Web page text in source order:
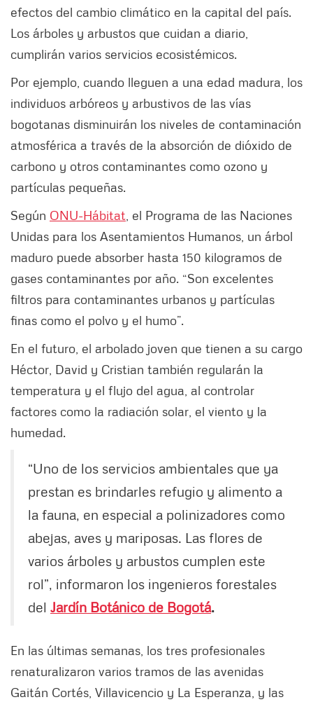
efectos del cambio climático en la capital del país.
Los árboles y arbustos que cuidan a diario,
cumplirán varios servicios ecosistémicos.
Por ejemplo, cuando lleguen a una edad madura, los
individuos arbóreos y arbustivos de las vías
bogotanas disminuirán los niveles de contaminación
atmosférica a través de la absorción de dióxido de
carbono y otros contaminantes como ozono y
partículas pequeñas.
Según ONU-Hábitat , el Programa de las Naciones
Unidas para los Asentamientos Humanos, un árbol
maduro puede absorber hasta 150 kilogramos de
gases contaminantes por año. “Son excelentes
filtros para contaminantes urbanos y partículas
finas como el polvo y el humo”.
En el futuro, el arbolado joven que tienen a su cargo
Héctor, David y Cristian también regularán la
temperatura y el flujo del agua, al controlar
factores como la radiación solar, el viento y la
humedad.
“Uno de los servicios ambientales que ya
prestan es brindarles refugio y alimento a
la fauna, en especial a polinizadores como
abejas, aves y mariposas. Las flores de
varios árboles y arbustos cumplen este
rol”, informaron los ingenieros forestales
del Jardín Botánico de Bogotá.
En las últimas semanas, los tres profesionales
renaturalizaron varios tramos de las avenidas
Gaitán Cortés, Villavicencio y La Esperanza, y las